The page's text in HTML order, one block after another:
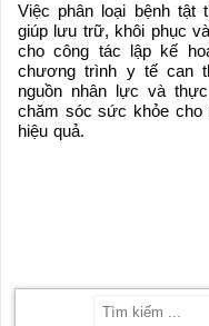
Việc phân loại bệnh tật
giúp lưu trữ, khôi phục
cho công tác lập kế
chương trình y tế can
nguồn nhân lực và
chăm sóc sức khỏe
hiệu quả.